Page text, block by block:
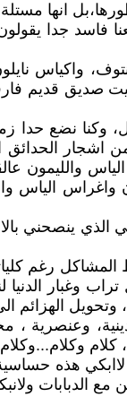
انها
فاسد جدا
واكياس
نضع حدا
اشجار الحدائق
والليمون
واغراس الياس
ينصحني
رغم كلياتنا
وغبار الدنيا
الهزائم
وعنصرية
هذه
مع الدبابات